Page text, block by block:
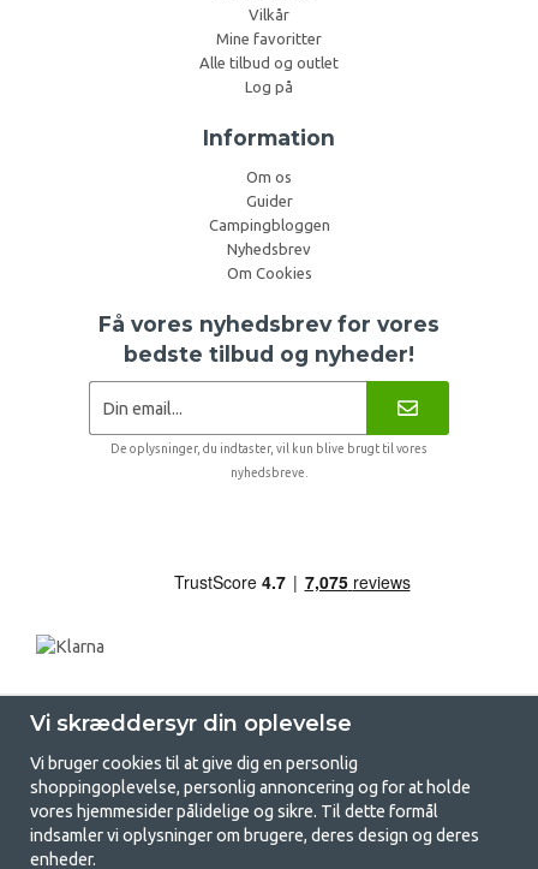
Vilkår
Mine favoritter
Alle tilbud og outlet
Log på
Information
Om os
Guider
Campingbloggen
Nyhedsbrev
Om Cookies
Få vores nyhedsbrev for vores
bedste tilbud og nyheder!
De oplysninger, du indtaster, vil kun blive brugt til vores
nyhedsbreve.
GetCamping.dk - Din butik for
Vi skræddersyr din oplevelse
Vi bruger cookies til at give dig en personlig
shoppingoplevelse, personlig annoncering og for at holde
vores hjemmesider pålidelige og sikre. Til dette formål
indsamler vi oplysninger om brugere, deres design og deres
enheder.